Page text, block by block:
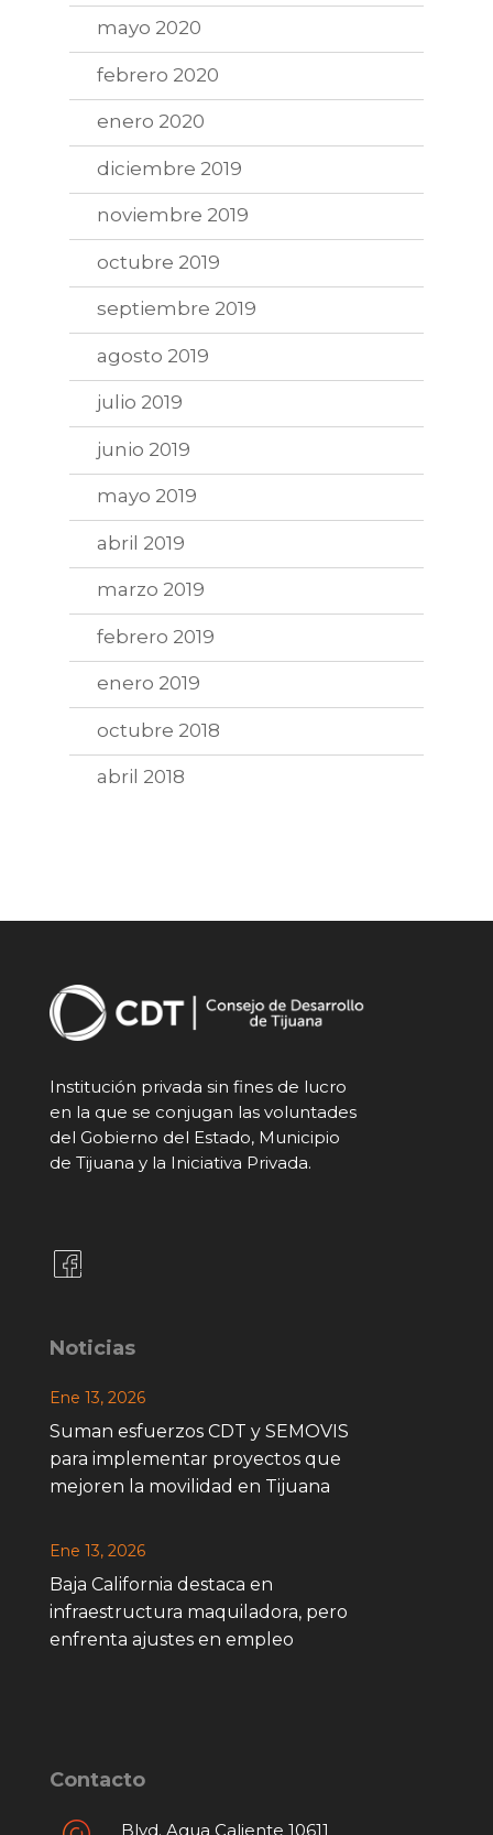
mayo 2020
febrero 2020
enero 2020
diciembre 2019
noviembre 2019
octubre 2019
septiembre 2019
agosto 2019
julio 2019
junio 2019
mayo 2019
abril 2019
marzo 2019
febrero 2019
enero 2019
octubre 2018
abril 2018
Institución privada sin fines de lucro
en la que se conjugan las voluntades
del Gobierno del Estado, Municipio
de Tijuana y la Iniciativa Privada.
Noticias
Suman esfuerzos CDT y SEMOVIS
para implementar proyectos que
mejoren la movilidad en Tijuana
Ene 13, 2026
Baja California destaca en
infraestructura maquiladora, pero
enfrenta ajustes en empleo
Ene 13, 2026
Contacto
Blvd. Agua Caliente 10611